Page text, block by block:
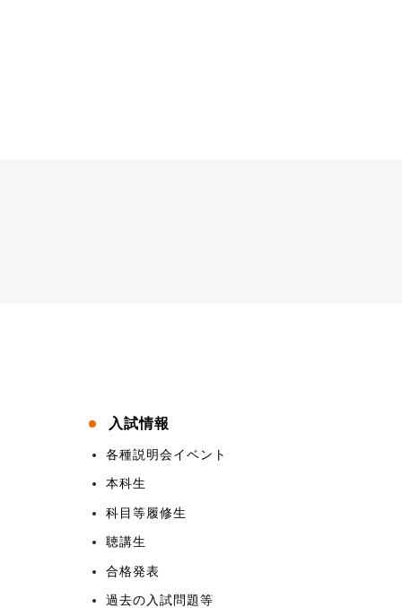
入試情報
各種説明会イベント
本科生
科目等履修生
聴講生
合格発表
過去の入試問題等